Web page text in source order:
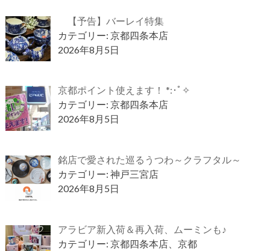
【予告】バーレイ特集
カテゴリー: 京都四条本店
2026年8月5日
京都ポイント使えます！ *:･ﾟ✧
カテゴリー: 京都四条本店
2026年8月5日
銘店で愛された巡るうつわ～クラフタル～
カテゴリー: 神戸三宮店
2026年8月5日
アラビア新入荷＆再入荷、ムーミンも♪
カテゴリー: 京都四条本店、京都